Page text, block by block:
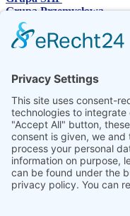
Grupa Przemysłowa
Osoba kontaktowa
Kontakt
Sprzedawcy specjalistyczni
Pliki do pobrania SHP
Wybierz swój język
DE
EN
PL